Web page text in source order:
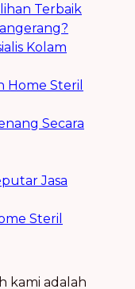
Terbaik
Kolam
Steril
Secara
Jasa
Steril
kami adalah